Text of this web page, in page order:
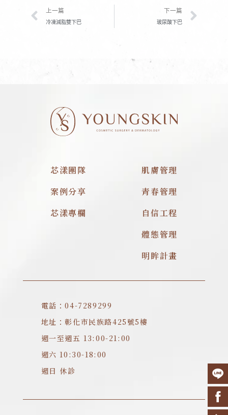
上一頁
上一篇
冷凍減脂雙下巴
下一篇
玻尿酸下巴
芯漾團隊
案例分享
芯漾專欄
肌膚管理
青春管理
自信工程
體態管理
明眸計畫
電話：04-7289299
地址：彰化市民族路425號5樓
週一至週五 13:00-21:00
週六 10:30-18:00
週日 休診